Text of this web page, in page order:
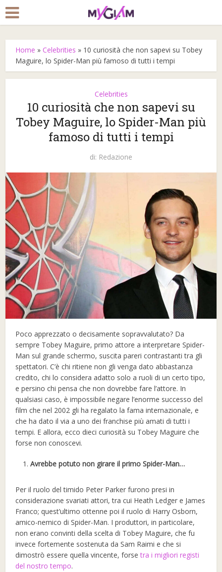
Home »Celebrities » 10 curiosità che non sapevi su Tobey
Maguire, lo Spider-Man più famoso di tutti i tempi
Celebrities
10 curiosità che non sapevi su
Tobey Maguire, lo Spider-Man più
famoso di tutti i tempi
di: Redazione
Poco apprezzato o decisamente sopravvalutato? Da
sempre Tobey Maguire, primo attore a interpretare Spider-
Man sul grande schermo, suscita pareri contrastanti tra gli
spettatori. C’è chi ritiene non gli venga dato abbastanza
credito, chi lo considera adatto solo a ruoli di un certo tipo,
e persino chi pensa che non dovrebbe fare l’attore. In
qualsiasi caso, è impossibile negare l’enorme successo del
film che nel 2002 gli ha regalato la fama internazionale, e
che ha dato il via a uno dei franchise più amati di tutti i
tempi. E allora, ecco dieci curiosità su Tobey Maguire che
forse non conoscevi.
Avrebbe potuto non girare il primo Spider-Man…
Per il ruolo del timido Peter Parker furono presi in
considerazione svariati attori, tra cui Heath Ledger e James
Franco; quest’ultimo ottenne poi il ruolo di Harry Osborn,
amico-nemico di Spider-Man. I produttori, in particolare,
non erano convinti della scelta di Tobey Maguire, che fu
invece fortemente sostenuta da Sam Raimi e che si
dimostrò essere quella vincente, forsetra i migliori registi
del nostro tempo.